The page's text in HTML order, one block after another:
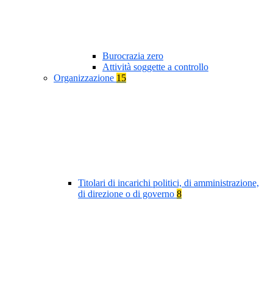
Burocrazia zero
Attività soggette a controllo
Organizzazione 15
Titolari di incarichi politici, di amministrazione,
di direzione o di governo 8